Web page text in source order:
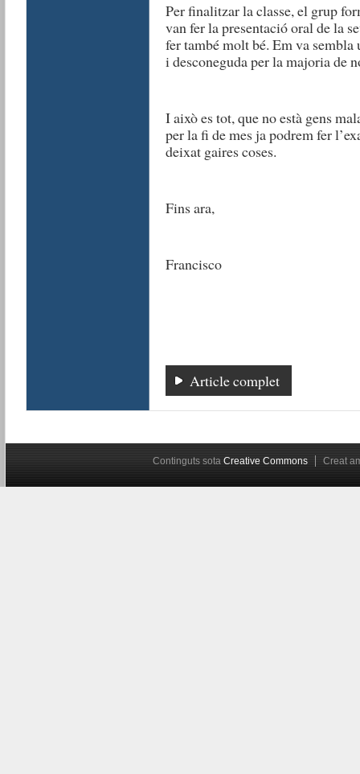
Per finalitzar la classe, el grup
van fer la presentació oral de la
fer també molt bé. Em va
i desconeguda per la majoria de
I això es tot, que no està gens
per la fi de mes ja podrem fer
deixat gaires coses.
Fins ara,
Francisco
Article complet
Continguts sota Creative Commons Creat